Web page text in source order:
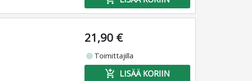
21,90 €
fiber_manual_record Toimittajilla
add_shopping_cart LISÄÄ KORIIN